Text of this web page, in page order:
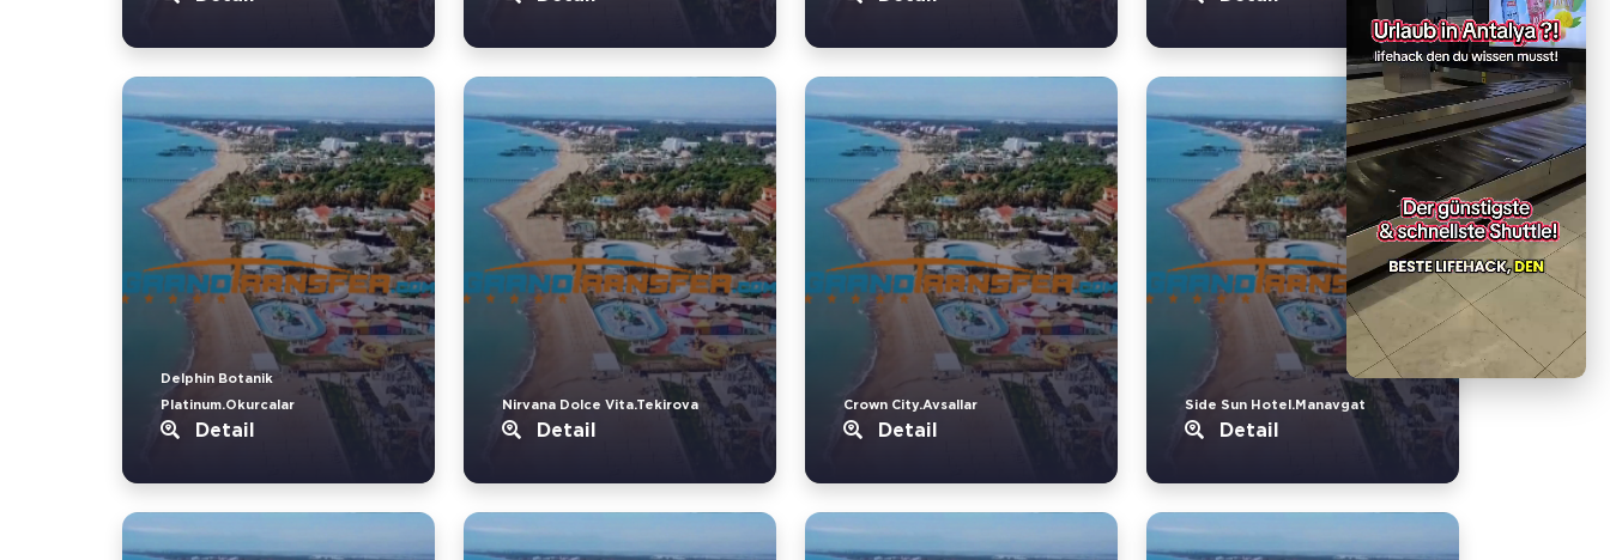
Delphin Botanik
Platinum.Okurcalar
Detail
Nirvana Dolce Vita.Tekirova
Detail
Crown City.Avsallar
Detail
Side Sun Hotel.Manavgat
Detail